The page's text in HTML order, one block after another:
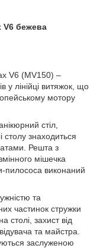
V6 бежева
V6 (MV150) –
у лінійці витяжок, що
мотору
стіл,
столу знаходиться
Решта з
мішечка
пилососа виконаний
та
частинок стружки
столі, захист від
та майстра.
заслуженою